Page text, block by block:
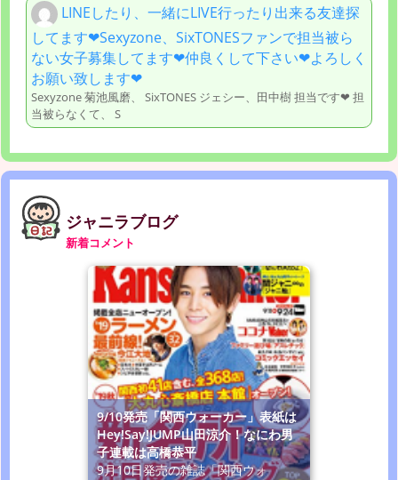
LINEしたり、一緒にLIVE行ったり出来る友達探
してます❤︎Sexyzone、SixTONESファンで担当被ら
ない女子募集してます❤︎仲良くして下さい❤︎よろしく
お願い致します❤︎
Sexyzone 菊池風磨、 SixTONES ジェシー、田中樹 担当です❤︎ 担
当被らなくて、 S
ジャニラブログ
新着コメント
9/10発売「関西ウォーカー」表紙は
Hey!Say!JUMP山田涼介！なにわ男
子連載は高橋恭平
9月10日発売の雑誌「関西ウォ